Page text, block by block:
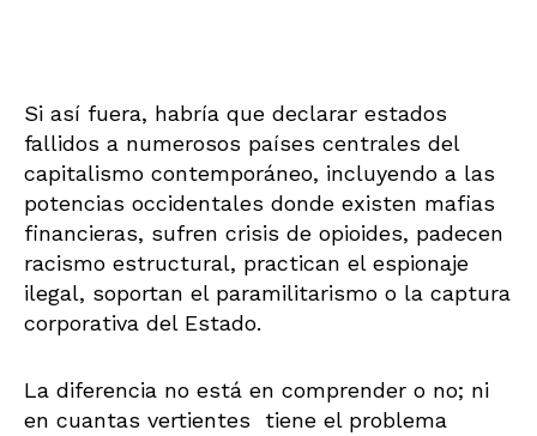
Si así fuera, habría que declarar estados
fallidos a numerosos países centrales del
capitalismo contemporáneo, incluyendo a las
potencias occidentales donde existen mafias
financieras, sufren crisis de opioides, padecen
racismo estructural, practican el espionaje
ilegal, soportan el paramilitarismo o la captura
corporativa del Estado.
La diferencia no está en comprender o no; ni
en cuantas vertientes tiene el problema